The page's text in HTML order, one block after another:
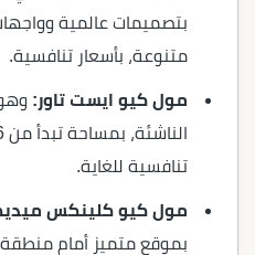
بتصميمات عالمية
متنوعة، بأسعار تنافسية.
مول كيو ايست تاور:
تنافسية للغاية.
مول كيو كلينكس
بموقع متميز أمام منطقة